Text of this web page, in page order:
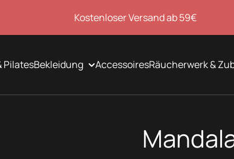
Kostenloser Versand ab 59€
PilatesBekleidung AccessoiresRäucherwerk &